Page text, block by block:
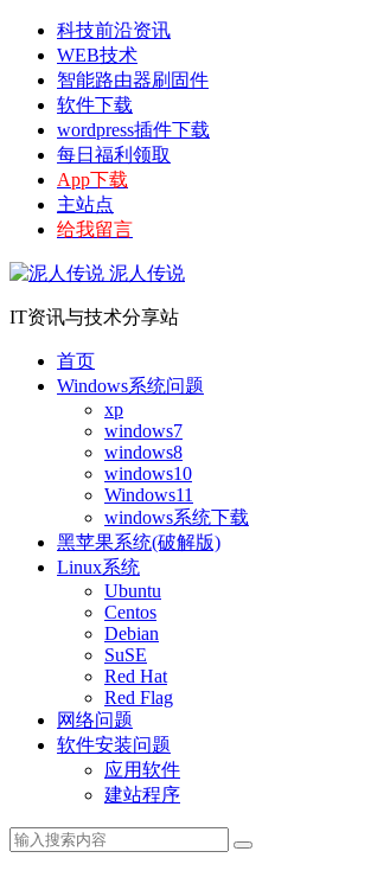
科技前沿资讯
WEB技术
智能路由器刷固件
软件下载
wordpress插件下载
每日福利领取
App下载
主站点
给我留言
泥人传说
IT资讯与技术分享站
首页
Windows系统问题
xp
windows7
windows8
windows10
Windows11
windows系统下载
黑苹果系统(破解版)
Linux系统
Ubuntu
Centos
Debian
SuSE
Red Hat
Red Flag
网络问题
软件安装问题
应用软件
建站程序